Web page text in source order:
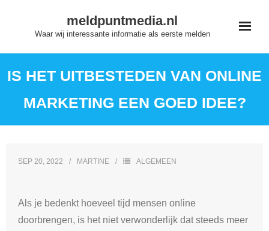
meldpuntmedia.nl
Waar wij interessante informatie als eerste melden
IS HET UITBESTEDEN VAN ONLINE
MARKETING EEN GOED IDEE?
SEP 20, 2022 MARTINE ALGEMEEN
Als je bedenkt hoeveel tijd mensen online
doorbrengen, is het niet verwonderlijk dat steeds meer